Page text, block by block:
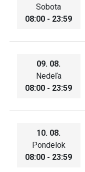
Sobota
08:00 - 23:59
09. 08.
Nedeľa
08:00 - 23:59
10. 08.
Pondelok
08:00 - 23:59